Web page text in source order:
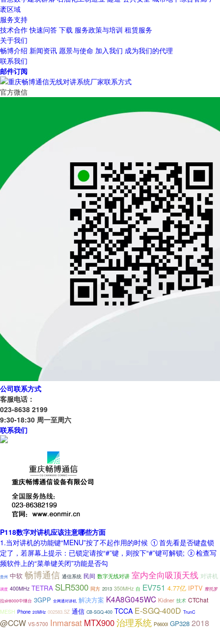
袤区域
服务支持
技术合作 快速问答 下载 服务政策与培训 租赁服务
关于我们
畅博介绍 新闻资讯 愿景与使命 加入我们 成为我们的代理
联系我们
邮件订阅
官方微信
公司联系方式
客服电话：
023-8638 2199
9:30-18:30 周一至周六
联系我们
P118数字对讲机应该注意哪些方面
1.当对讲机的功能键“MENU”按了不起作用的时候 ①首先看是否键盘锁
定了，若屏幕上提示：已锁定请按“#”键，则按下“#”键可解锁; ②检查写
频软件上的“菜单键关闭”功能是否勾
贵州 中软 畅博通信 通信系统 民间 数字无线对讲 室内全向吸顶天线 对讲机
调度 400MHz TETRA SLR5300 同方 2013 350MHz 自 EV751 4.77亿 IPTV 摩托罗
拉slr8000中继台 3GPP 全网通对讲机 解决方案 K4A8G045WC Kidner 技术 CTChat
MESH Phone 20MHz 002583.SZ 通信 CB-SGQ-400 TCCA E-SGQ-400D TrunC
@CCW VS-5700 Inmarsat MTX900治理系统 P6600i GP328 2018